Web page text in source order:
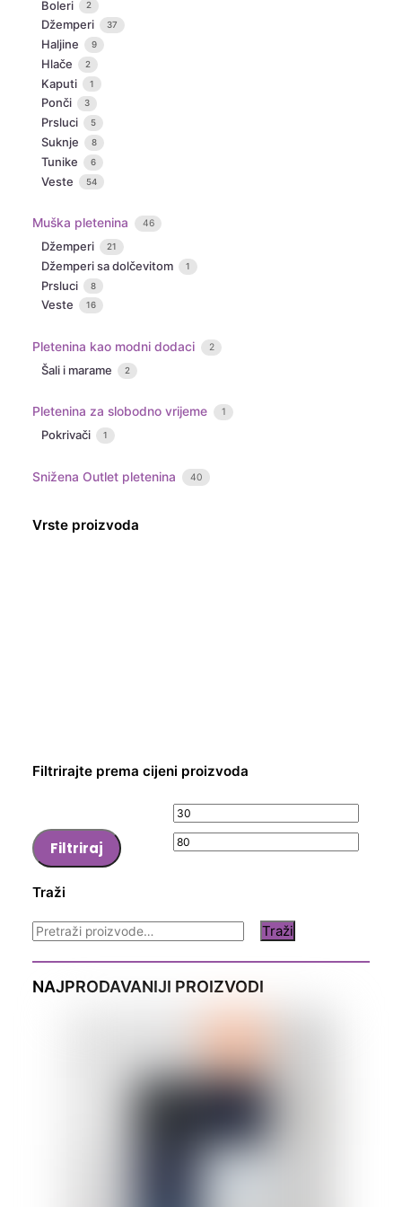
Boleri 2
Džemperi 37
Haljine 9
Hlače 2
Kaputi 1
Ponči 3
Prsluci 5
Suknje 8
Tunike 6
Veste 54
Muška pletenina 46
Džemperi 21
Džemperi sa dolčevitom 1
Prsluci 8
Veste 16
Pletenina kao modni dodaci 2
Šali i marame 2
Pletenina za slobodno vrijeme 1
Pokrivači 1
Snižena Outlet pletenina 40
Vrste proizvoda
Filtrirajte prema cijeni proizvoda
Min
cijena
Filtriraj
Traži
Pretraži: Traži
NAJPRODAVANIJI PROIZVODI